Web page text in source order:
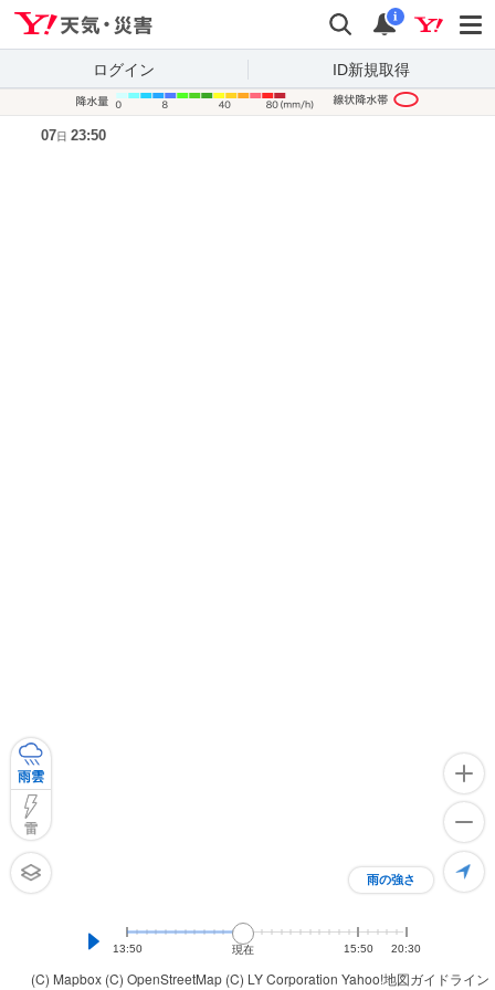
検索 通知
i
ログイン ID新規取得
(C) Mapbox (C) OpenStreetMap (C) LY Corporation Yahoo!地図ガイドライン
雨の強さ
雨雲
雷
13:50 現在 15:50 20:30
07日 23:50